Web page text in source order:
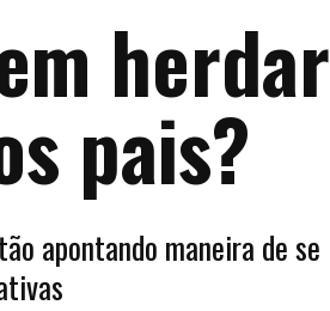
herdar
pais?
apontando maneira de se